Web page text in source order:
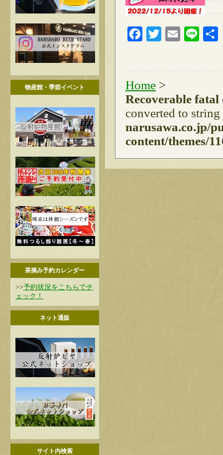
物産館・季節イベント
茶摘み予約カレンダー
>>予約状況をこちらでチ
ェック！
ネット通販
サイト内検索
FacebookTwitter Email Line
Home >
Recoverable
converted to
narusawa.co.jp/
content/themes/